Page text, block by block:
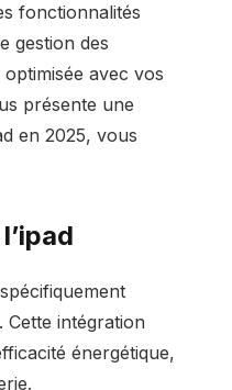
fonctionnalités
gestion des
avec vos
présente une
en 2025, vous
intégration
énergétique,